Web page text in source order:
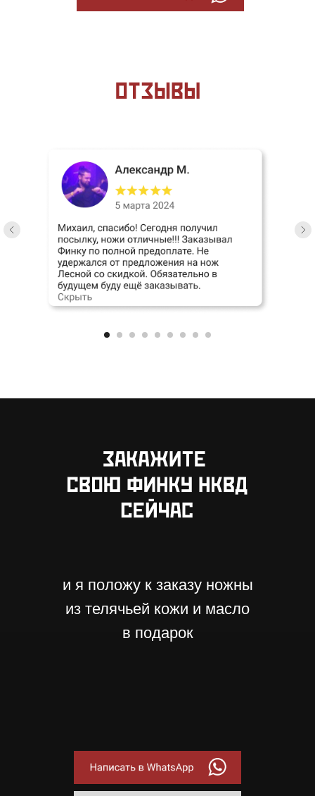
и я положу к заказу ножны
из телячьей кожи и масло
в подарок